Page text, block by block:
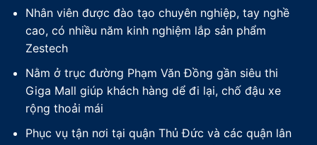
Nhân viên được đào tạo chuyên nghiệp, tay nghề
cao, có nhiều năm kinh nghiệm lắp sản phẩm
Zestech
Nằm ở trục đường Phạm Văn Đồng gần siêu thi
Giga Mall giúp khách hàng dể đi lại, chố đậu xe
rộng thoải mái
Phục vụ tận nơi tại quận Thủ Đức và các quận lân